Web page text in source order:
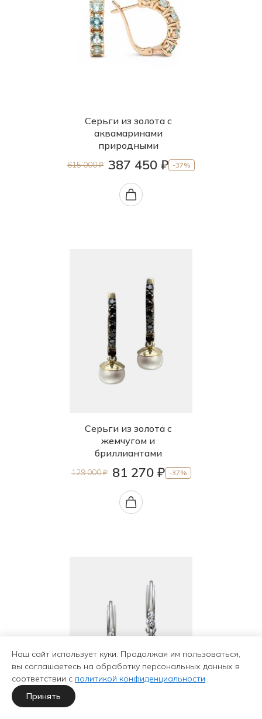
Серьги из золота с
аквамаринами
природными
615 000 ₽ 387 450 ₽ -37%
Серьги из золота с
жемчугом и
бриллиантами
129 000 ₽ 81 270 ₽ -37%
Наш сайт использует куки. Продолжая им пользоваться,
вы соглашаетесь на обработку персональных данных в
соответствии с политикой конфиденциальности.
Принять